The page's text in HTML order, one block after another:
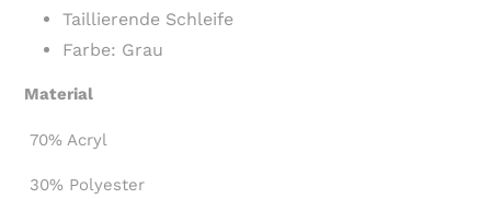
Taillierende Schleife
Farbe: Grau
Material
70% Acryl
30% Polyester